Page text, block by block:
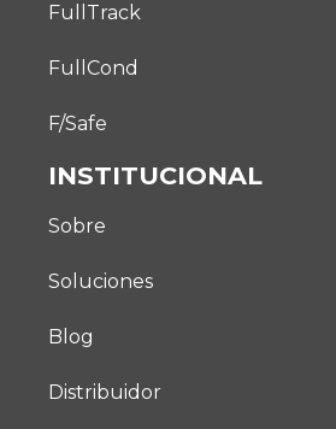
FullTrack
FullCond
F/Safe
INSTITUCIONAL
Sobre
Soluciones
Blog
Distribuidor